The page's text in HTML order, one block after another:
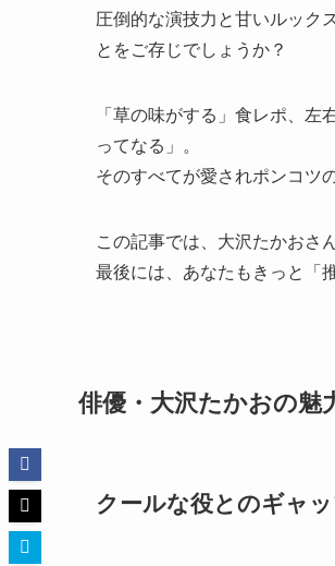
圧倒的な演技力と甘いルック
とをご存じでしょうか？
「草の味がする」食レポ、
ってなる」。
そのすべてが愛されポンコツ
この記事では、大沢たかおさ
最後には、あなたもきっと「
俳優・大沢たかおの魅
クールな役とのギャ